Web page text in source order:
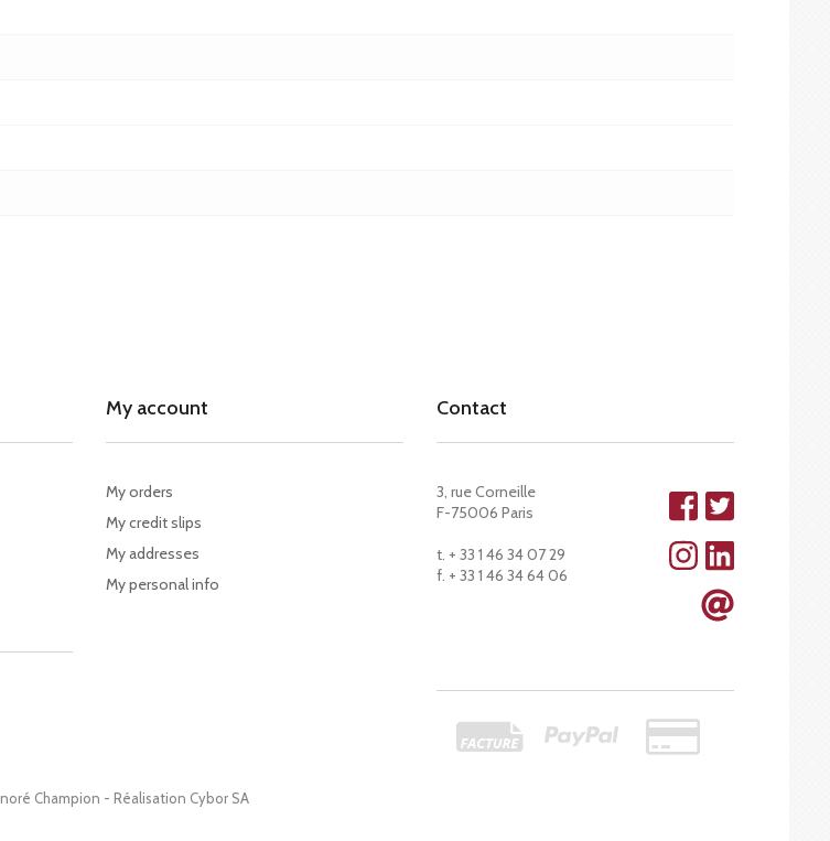
Champion - Réalisation Cybor SA
My account
My orders
My credit slips
My addresses
My personal info
Contact
3, rue Corneille
F-75006 Paris
t. + 33 1 46 34 07 29
f. + 33 1 46 34 64 06